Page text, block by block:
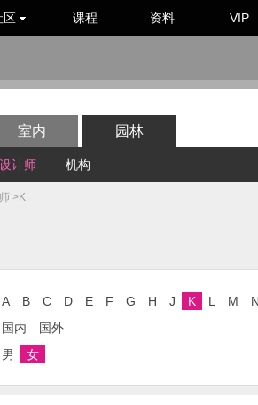
区 课程 资料 VIP
室内 园林
设计师 机构
>K
A B C D E F G H J K L M
国内
国外
男 女